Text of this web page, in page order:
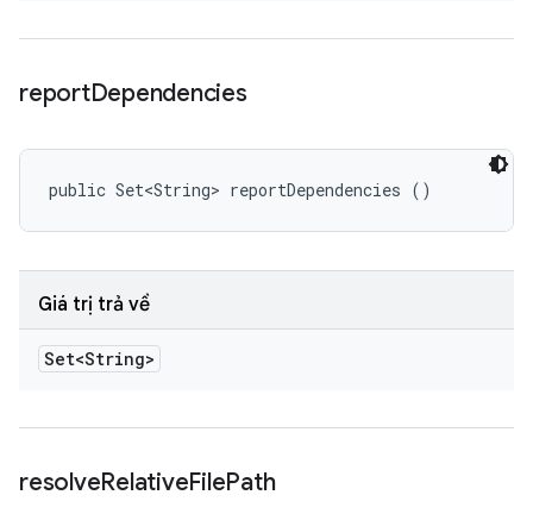
reportDependencies
public Set<String> reportDependencies ()
Giá trị trả về
Set<String>
resolveRelativeFilePath